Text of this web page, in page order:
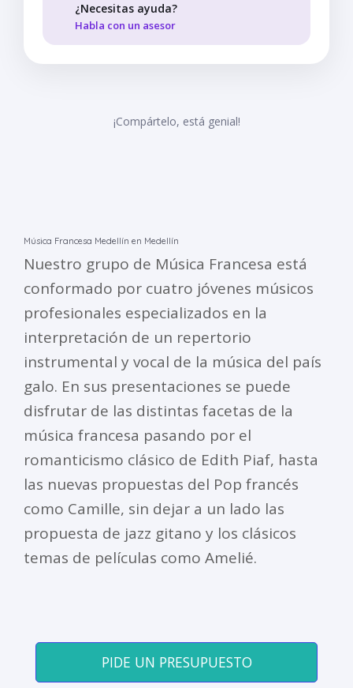
¿Necesitas ayuda?
Habla con un asesor
¡Compártelo, está genial!
Música Francesa Medellín en Medellín
Nuestro grupo de Música Francesa está
conformado por cuatro jóvenes músicos
profesionales especializados en la
interpretación de un repertorio
instrumental y vocal de la música del país
galo. En sus presentaciones se puede
disfrutar de las distintas facetas de la
música francesa pasando por el
romanticismo clásico de Edith Piaf, hasta
las nuevas propuestas del Pop francés
como Camille, sin dejar a un lado las
propuesta de jazz gitano y los clásicos
temas de películas como Amelié.
PIDE UN PRESUPUESTO